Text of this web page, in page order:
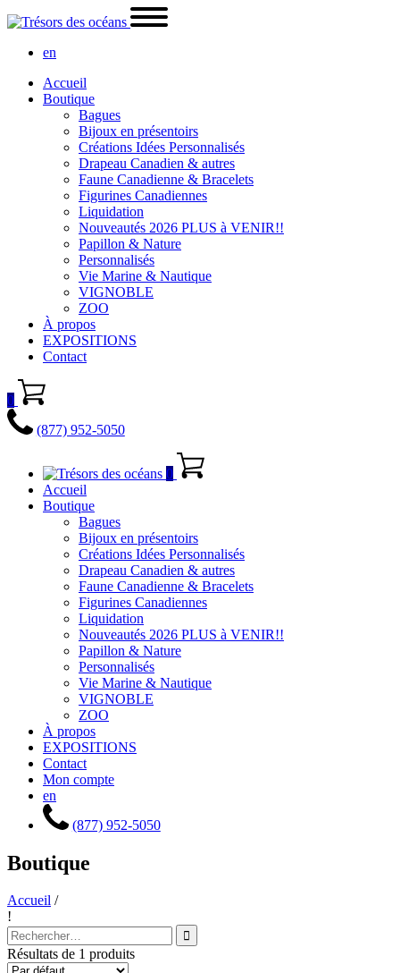
en
Accueil
Boutique
Bagues
Bijoux en présentoirs
Créations Idées Personnalisés
Drapeau Canadien & autres
Faune Canadienne & Bracelets
Figurines Canadiennes
Liquidation
Nouveautés 2026 PLUS à VENIR!!
Papillon & Nature
Personnalisés
Vie Marine & Nautique
VIGNOBLE
ZOO
À propos
EXPOSITIONS
Contact
0
(877) 952-5050
0
Accueil
Boutique
Bagues
Bijoux en présentoirs
Créations Idées Personnalisés
Drapeau Canadien & autres
Faune Canadienne & Bracelets
Figurines Canadiennes
Liquidation
Nouveautés 2026 PLUS à VENIR!!
Papillon & Nature
Personnalisés
Vie Marine & Nautique
VIGNOBLE
ZOO
À propos
EXPOSITIONS
Contact
Mon compte
en
(877) 952-5050
Boutique
Accueil /
!
Recherche
pour
:
Résultats de 1 produits